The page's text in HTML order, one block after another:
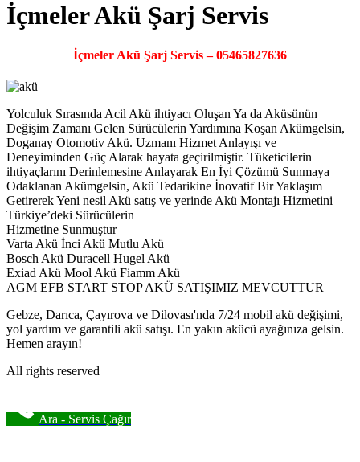
İçmeler Akü Şarj Servis
İçmeler Akü Şarj Servis – 05465827636
Yolculuk Sırasında Acil Akü ihtiyacı Oluşan Ya da Aküsünün
Değişim Zamanı Gelen Sürücülerin Yardımına Koşan Akümgelsin,
Doganay Otomotiv Akü. Uzmanı Hizmet Anlayışı ve
Deneyiminden Güç Alarak hayata geçirilmiştir. Tüketicilerin
ihtiyaçlarını Derinlemesine Anlayarak En İyi Çözümü Sunmaya
Odaklanan Akümgelsin, Akü Tedarikine İnovatif Bir Yaklaşım
Getirerek Yeni nesil Akü satış ve yerinde Akü Montajı Hizmetini
Türkiye’deki Sürücülerin
Hizmetine Sunmuştur
Varta Akü İnci Akü Mutlu Akü
Bosch Akü Duracell Hugel Akü
Exiad Akü Mool Akü Fiamm Akü
AGM EFB START STOP AKÜ SATIŞIMIZ MEVCUTTUR
Gebze, Darıca, Çayırova ve Dilovası'nda 7/24 mobil akü değişimi,
yol yardım ve garantili akü satışı. En yakın akücü ayağınıza gelsin.
Hemen arayın!
All rights reserved
Ara - Servis Çağır